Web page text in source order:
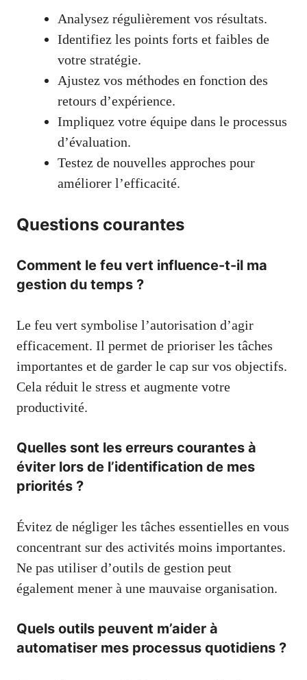
Analysez régulièrement vos résultats.
Identifiez les points forts et faibles de
votre stratégie.
Ajustez vos méthodes en fonction des
retours d’expérience.
Impliquez votre équipe dans le processus
d’évaluation.
Testez de nouvelles approches pour
améliorer l’efficacité.
Questions courantes
Comment le feu vert influence-t-il ma
gestion du temps ?
Le feu vert symbolise l’autorisation d’agir
efficacement. Il permet de prioriser les tâches
importantes et de garder le cap sur vos objectifs.
Cela réduit le stress et augmente votre
productivité.
Quelles sont les erreurs courantes à
éviter lors de l’identification de mes
priorités ?
Évitez de négliger les tâches essentielles en vous
concentrant sur des activités moins importantes.
Ne pas utiliser d’outils de gestion peut
également mener à une mauvaise organisation.
Quels outils peuvent m’aider à
automatiser mes processus quotidiens ?